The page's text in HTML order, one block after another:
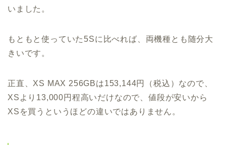
いました。
もともと使っていた5Sに比べれば、両機種とも随分大
きいです。
正直、XS MAX 256GBは153,144円（税込）なので、
XSより13,000円程高いだけなので、値段が安いから
XSを買うというほどの違いではありません。